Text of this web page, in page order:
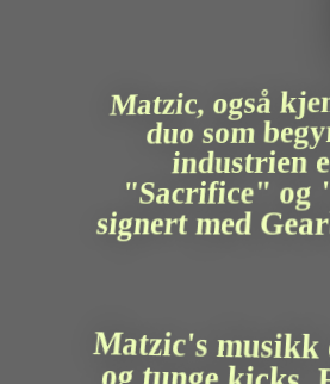
Matzic, også
duo som
industrien
"Sacrifice" og
signert med
Matzic's musikk
og tunge